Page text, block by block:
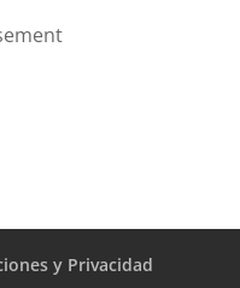
y Privacidad